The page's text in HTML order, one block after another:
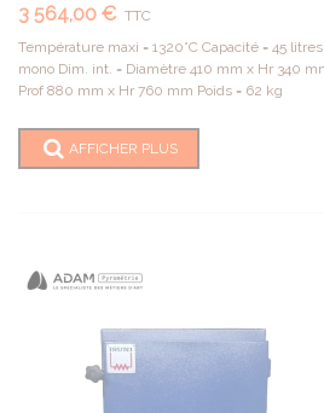
3 564,00 € TTC
Température maxi = 1320°C Capacité = 45
mono Dim. int. = Diamètre 410 mm x Hr 340
Prof 880 mm x Hr 760 mm Poids = 62 kg
AFFICHER PLUS